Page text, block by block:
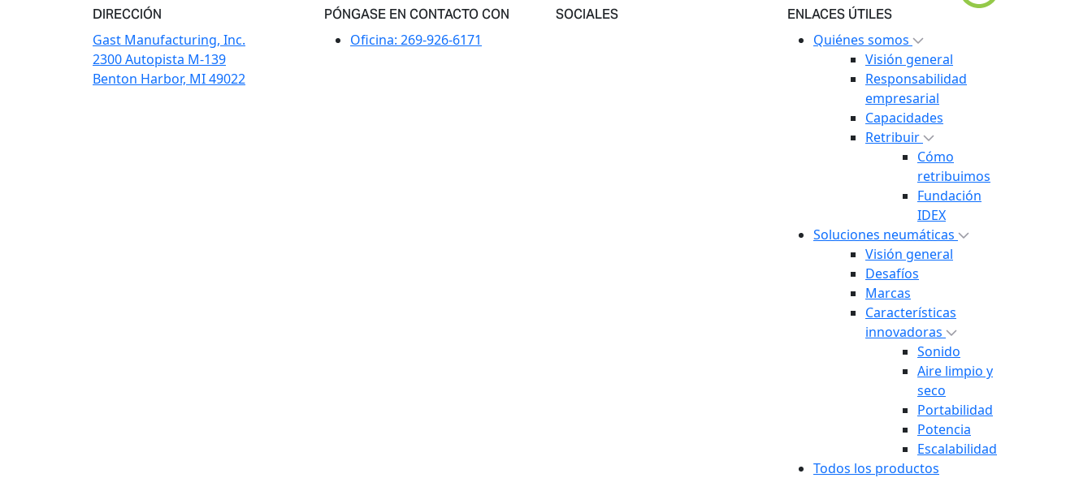
DIRECCIÓN
Gast Manufacturing, Inc.
2300 Autopista M-139
Benton Harbor, MI 49022
PÓNGASE EN CONTACTO CON
Oficina: 269-926-6171
SOCIALES ENLACES ÚTILES
Quiénes somos
Visión general
Responsabilidad
empresarial
Capacidades
Retribuir
Cómo
retribuimos
Fundación
IDEX
Soluciones neumáticas
Visión general
Desafíos
Marcas
Características
innovadoras
Sonido
Aire limpio y
seco
Portabilidad
Potencia
Escalabilidad
Todos los productos